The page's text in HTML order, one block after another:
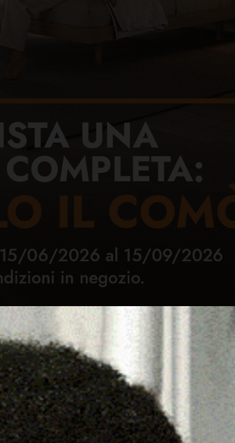
Sport Cultura Rubriche Necrologie
Cerca